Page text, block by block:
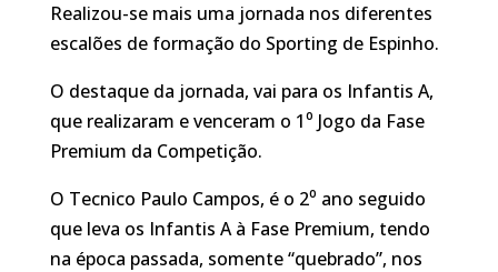
Realizou-se mais uma jornada nos diferentes
escalões de formação do Sporting de Espinho.
O destaque da jornada, vai para os Infantis A,
que realizaram e venceram o 1⁰ Jogo da Fase
Premium da Competição.
O Tecnico Paulo Campos, é o 2⁰ ano seguido
que leva os Infantis A à Fase Premium, tendo
na época passada, somente “quebrado”, nos